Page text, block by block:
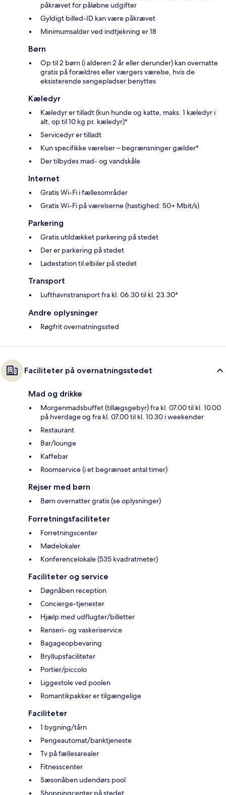
påkrævet for påløbne udgifter
Gyldigt billed-ID kan være påkrævet
Minimumsalder ved indtjekning er 18
Børn
Op til 2 børn (i alderen 2 år eller derunder) kan overnatte
gratis på forældres eller værgers værelse, hvis de
eksisterende sengepladser benyttes
Kæledyr
Kæledyr er tilladt (kun hunde og katte, maks. 1 kæledyr i
alt, op til 10 kg pr. kæledyr)*
Servicedyr er tilladt
Kun specifikke værelser – begrænsninger gælder*
Der tilbydes mad- og vandskåle
Internet
Gratis Wi-Fi i fællesområder
Gratis Wi-Fi på værelserne (hastighed: 50+ Mbit/s)
Parkering
Gratis utildækket parkering på stedet
Der er parkering på stedet
Ladestation til elbiler på stedet
Transport
Lufthavnstransport fra kl. 06.30 til kl. 23.30*
Andre oplysninger
Røgfrit overnatningssted
Faciliteter på overnatningsstedet
Mad og drikke
Morgenmadsbuffet (tillægsgebyr) fra kl. 07.00 til kl. 10.00
på hverdage og fra kl. 07.00 til kl. 10.30 i weekender
Restaurant
Bar/lounge
Kaffebar
Roomservice (i et begrænset antal timer)
Rejser med børn
Børn overnatter gratis (se oplysninger)
Forretningsfaciliteter
Forretningscenter
Mødelokaler
Konferencelokale (535 kvadratmeter)
Faciliteter og service
Døgnåben reception
Concierge-tjenester
Hjælp med udflugter/billetter
Renseri- og vaskeriservice
Bagageopbevaring
Bryllupsfaciliteter
Portier/piccolo
Liggestole ved poolen
Romantikpakker er tilgængelige
Faciliteter
1 bygning/tårn
Pengeautomat/banktjeneste
Tv på fællesarealer
Fitnesscenter
Sæsonåben udendørs pool
Shoppingcenter på stedet